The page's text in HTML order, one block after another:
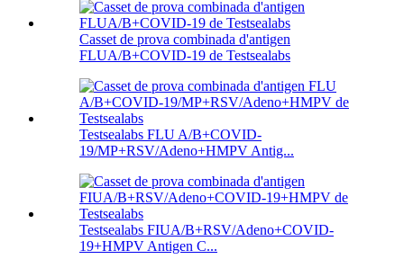
Casset de prova combinada d'antigen
FLUA/B+COVID-19 de Testsealabs
Testsealabs FLU A/B+COVID-
19/MP+RSV/Adeno+HMPV Antig...
Testsealabs FIUA/B+RSV/Adeno+COVID-
19+HMPV Antigen C...